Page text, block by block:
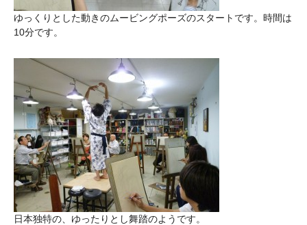
ゆっくりとした動きのムービングポーズのスタートです。時間は
10分です。
日本独特の、ゆったりとし舞踏のようです。